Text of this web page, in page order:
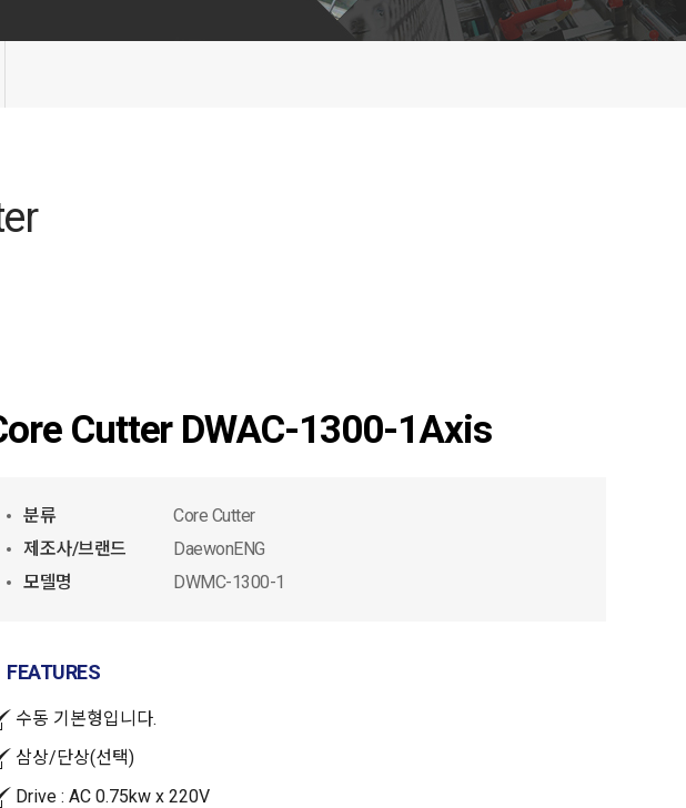
Cutter DWAC-1300-1Axis
분류
Core Cutter
제조사/브랜드
DaewonENG
모델명
DWMC-1300-1
FEATURES
수동 기본형입니다.
삼상/단상(선택)
Drive : AC 0.75kw x 220V